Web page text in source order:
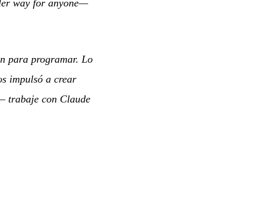
way for anyone—
para programar. Lo
impulsó a crear
trabaje con Claude